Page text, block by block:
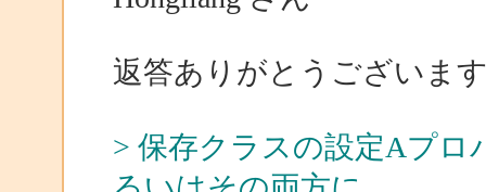
返答ありがとうございま
> 保存クラスの設定Aプ